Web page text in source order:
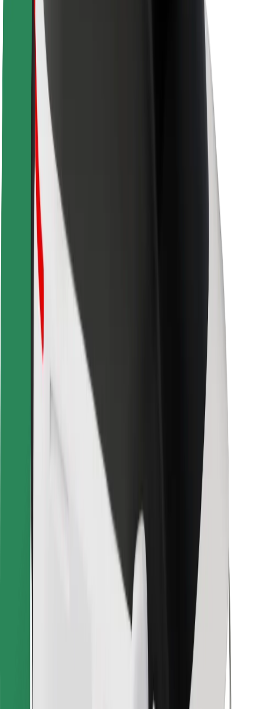
Města
Řešení pro města
Letiště
Nabíjecí stanice Bolt
Podpora
Pro cestující
Pro řidiče
Pro kurýry
Bolt Food
Pro flotilové partnery
Pro restaurace
Bolt for Business
Jiné
Obchodní podmínky
Zabezpečení
Jízda za pár minut!
Stáhněte si aplikaci Bolt
Objevte své oblíbené jídlo!
Stáhněte si aplikaci Bolt Food